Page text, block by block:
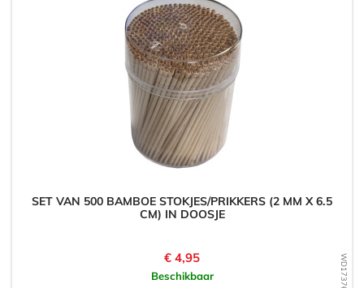
SET VAN 500 BAMBOE STOKJES/PRIKKERS (2 MM X 6.5
CM) IN DOOSJE
Prijs
€ 4,95
Beschikbaar